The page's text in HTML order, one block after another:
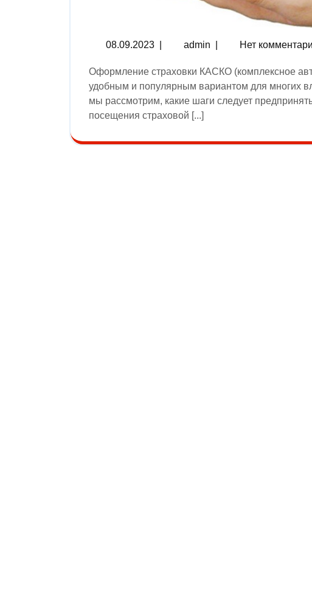
08.09.2023 admin Нет
Оформление страховки КАСКО (комплексное автострахование) дистанционно стало
удобным и популярным вариантом для многих
мы рассмотрим, какие шаги следует
посещения страховой [...]